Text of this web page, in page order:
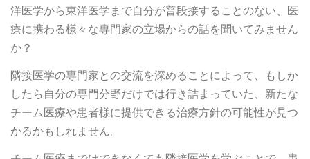
洋医学から東洋医学まで自分が普段接することのない、医
療に携わる様々な専門家の立場からの話を聞いてみません
か？
隣接医学の専門家との交流を深めることによって、もしか
したら自分の専門分野だけでは行き詰まっていた、新たな
チーム医療や患者様に提供できる治療方針の可能性が見つ
かるかもしれません。